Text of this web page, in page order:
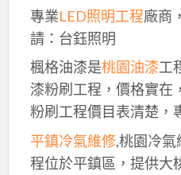
專業LED照明工程廠商
請：台鈺照明
楓格油漆是桃園油漆工
漆粉刷工程，價格實在
粉刷工程價目表清楚，
平鎮冷氣維修,桃園冷氣
程位於平鎮區，提供大